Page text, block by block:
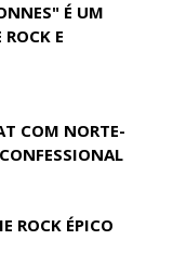
É UM
E
COM NORTE-
ROCK ÉPICO